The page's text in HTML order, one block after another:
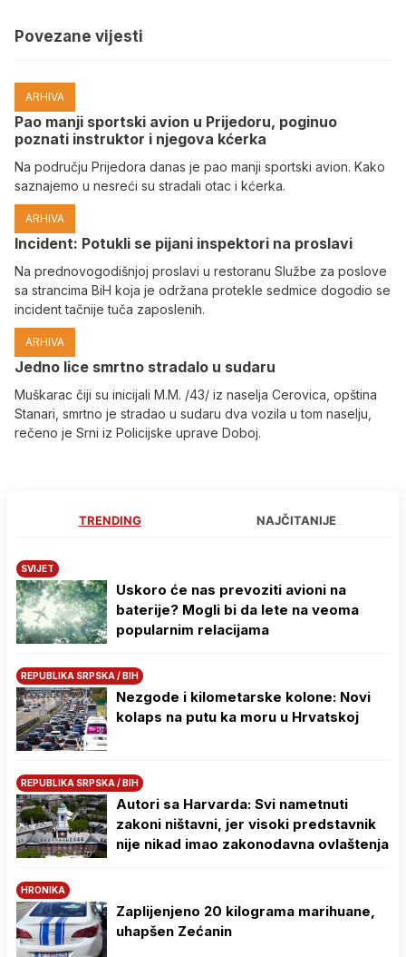
Povezane vijesti
ARHIVA
Pao manji sportski avion u Prijedoru, poginuo
poznati instruktor i njegova kćerka
Na području Prijedora danas je pao manji sportski avion. Kako
saznajemo u nesreći su stradali otac i kćerka.
ARHIVA
Incident: Potukli se pijani inspektori na proslavi
Na prednovogodišnjoj proslavi u restoranu Službe za poslove
sa strancima BiH koja je održana protekle sedmice dogodio se
incident tačnije tuča zaposlenih.
ARHIVA
Јedno lice smrtno stradalo u sudaru
Muškarac čiji su inicijali M.M. /43/ iz naselja Cerovica, opština
Stanari, smrtno je stradao u sudaru dva vozila u tom naselju,
rečeno je Srni iz Policijske uprave Doboj.
TRENDING NAJČITANIJE
SVIJET
Uskoro će nas prevoziti avioni na
baterije? Mogli bi da lete na veoma
popularnim relacijama
REPUBLIKA SRPSKA / BIH
Nezgode i kilometarske kolone: Novi
kolaps na putu ka moru u Hrvatskoj
REPUBLIKA SRPSKA / BIH
Autori sa Harvarda: Svi nametnuti
zakoni ništavni, jer visoki predstavnik
nije nikad imao zakonodavna ovlaštenja
HRONIKA
Zaplijenjeno 20 kilograma marihuane,
uhapšen Zećanin